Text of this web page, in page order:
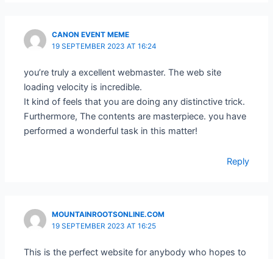
CANON EVENT MEME
19 SEPTEMBER 2023 AT 16:24
you’re truly a excellent webmaster. The web site
loading velocity is incredible.
It kind of feels that you are doing any distinctive trick.
Furthermore, The contents are masterpiece. you have
performed a wonderful task in this matter!
Reply
MOUNTAINROOTSONLINE.COM
19 SEPTEMBER 2023 AT 16:25
This is the perfect website for anybody who hopes to